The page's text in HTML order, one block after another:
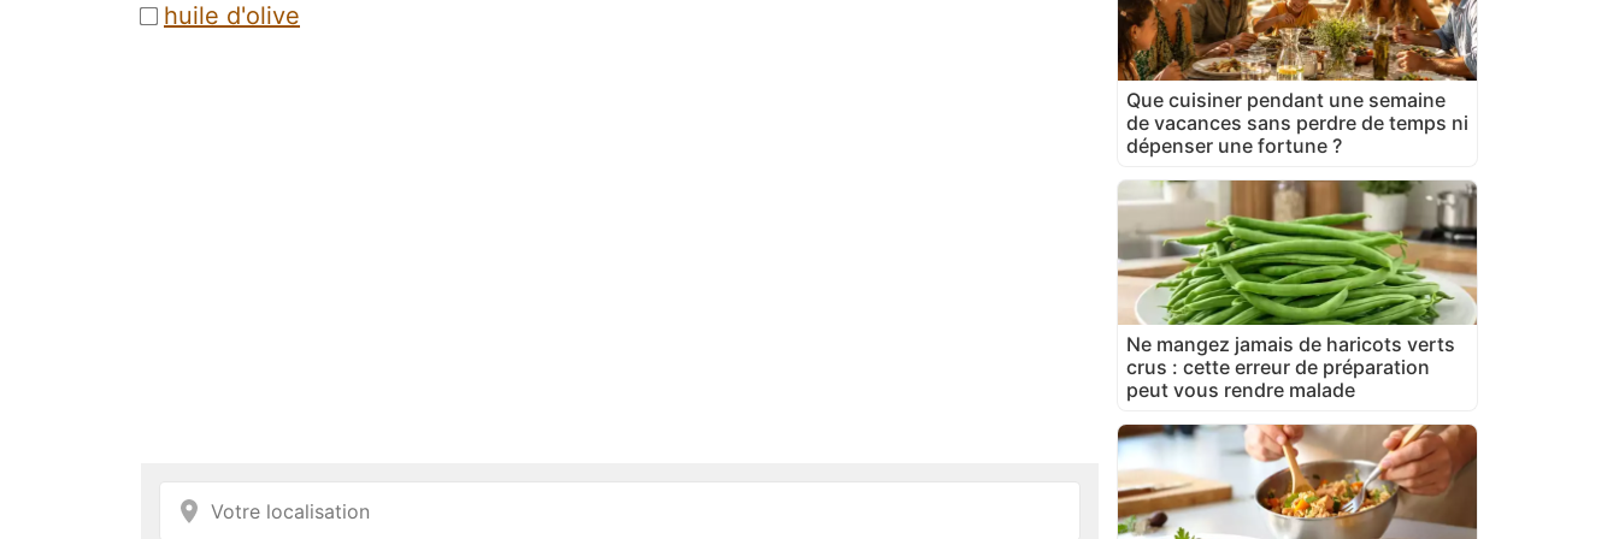
huile d'olive
Que cuisiner pendant une semaine
de vacances sans perdre de temps ni
dépenser une fortune ?
Ne mangez jamais de haricots verts
crus : cette erreur de préparation
peut vous rendre malade